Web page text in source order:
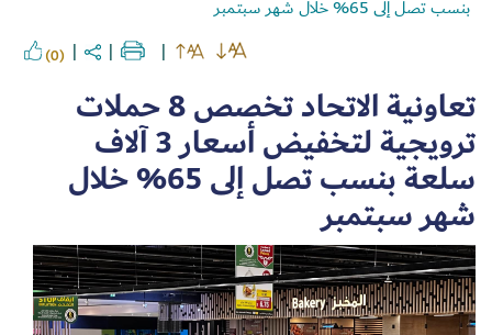
بنسب تصل إلى 65% خلال شهر سبتمبر
(0)
تعاونية الاتحاد تخصص 8 حملات
ترويجية لتخفيض أسعار 3 آلاف
سلعة بنسب تصل إلى 65% خلال
شهر سبتمبر